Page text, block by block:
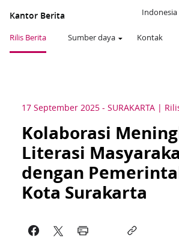
Kantor Berita
Rilis Berita Sumber daya Kontak
Indonesia
17 September 2025 - SURAKARTA
Kolaborasi
Literasi
dengan
Kota Surakarta